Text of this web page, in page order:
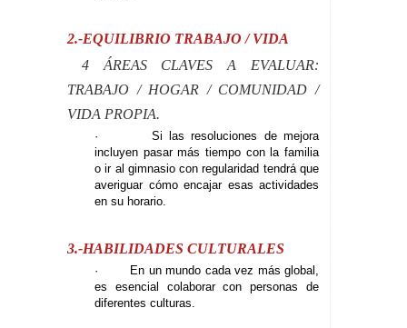
2.-EQUILIBRIO TRABAJO / VIDA
4 ÁREAS CLAVES A EVALUAR:
TRABAJO / HOGAR / COMUNIDAD /
VIDA PROPIA.
· Si las resoluciones de mejora
incluyen pasar más tiempo con la familia
o ir al gimnasio con regularidad tendrá que
averiguar cómo encajar esas actividades
en su horario.
3.-HABILIDADES CULTURALES
· En un mundo cada vez más global,
es esencial colaborar con personas de
diferentes culturas.